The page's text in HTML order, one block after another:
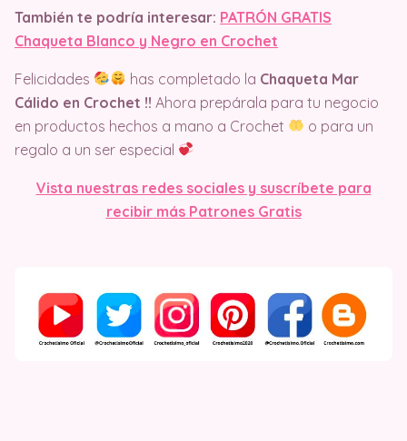
También te podría interesar: PATRÓN GRATIS
Chaqueta Blanco y Negro en Crochet
Felicidades has completado la Chaqueta Mar
Cálido en Crochet !! Ahora prepárala para tu negocio
en productos hechos a mano a Crochet
o para un
regalo a un ser especial
Vista nuestras redes sociales y suscríbete para
recibir más Patrones Gratis